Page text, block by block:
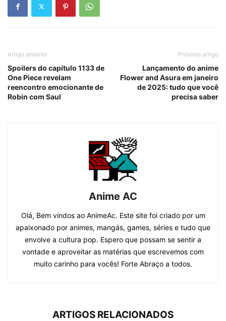
Artigo anterior
Spoilers do capítulo 1133 de
One Piece revelam
reencontro emocionante de
Robin com Saul
Próximo artigo
Lançamento do anime
Flower and Asura em janeiro
de 2025: tudo que você
precisa saber
Anime AC
Olá, Bem vindos ao AnimeAc. Este site foi criado por um
apaixonado por animes, mangás, games, séries e tudo que
envolve a cultura pop. Espero que possam se sentir a
vontade e aproveitar as matérias que escrevemos com
muito carinho para vocês! Forte Abraço a todos.
ARTIGOS RELACIONADOS